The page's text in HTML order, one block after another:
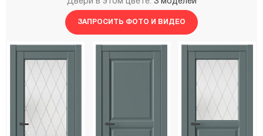
Двери в этом цвете: 3 моделей
ЗАПРОСИТЬ ФОТО И ВИДЕО